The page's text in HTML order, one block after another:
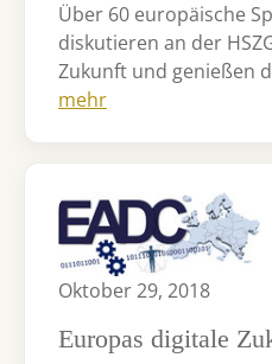
Über 60 europäische
diskutieren an der
Zukunft und genießen
mehr
Oktober 29, 2018
Europas digitale